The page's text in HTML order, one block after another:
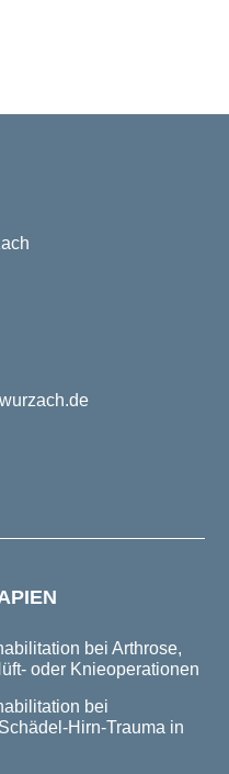
bei Arthrose,
oder Knieoperationen
bei
Hirn-Trauma in